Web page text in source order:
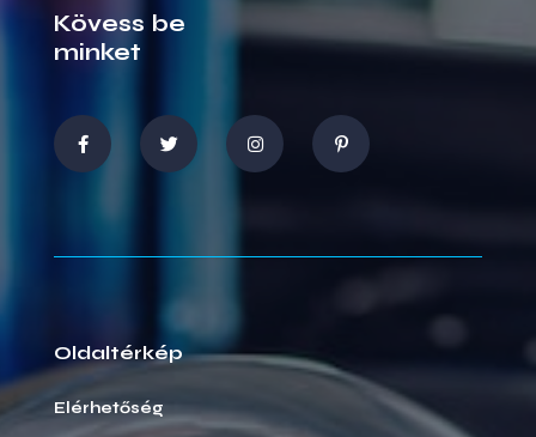
Kövess be
minket
Oldaltérkép
Elérhetőség